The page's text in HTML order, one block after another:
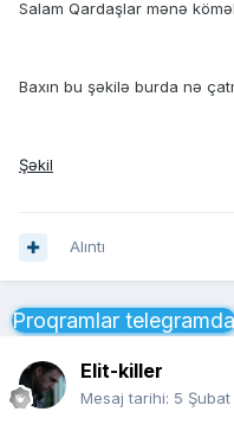
Salam Qardaşlar mənə
Baxın bu şəkilə burda nə
Şəkil
Alıntı
Proqramlar telegramda
Elit-killer
Mesaj tarihi: 5 Şubat